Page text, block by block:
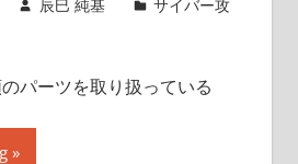
辰巳 純基
サイバー攻
パーツを取り扱っている